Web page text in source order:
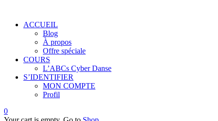
ACCUEIL
Blog
À propos
Offre spéciale
COURS
L’ABCs Cyber Danse
S’IDENTIFIER
MON COMPTE
Profil
0